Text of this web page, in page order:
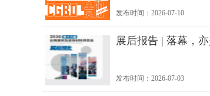
于 10 月 15-17 日落地贵阳国
发布时间：2026-07-10
展后报告 | 落幕，亦
发布时间：2026-07-03